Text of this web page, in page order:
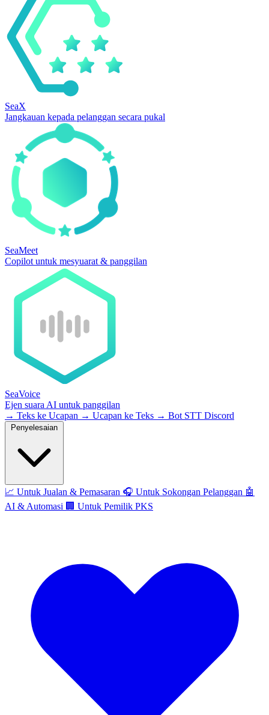
SeaX
Jangkauan kepada pelanggan secara pukal
SeaMeet
Copilot untuk mesyuarat & panggilan
SeaVoice
Ejen suara AI untuk panggilan
→ Teks ke Ucapan → Ucapan ke Teks → Bot STT Discord
📈 Untuk Jualan & Pemasaran 🎧 Untuk Sokongan Pelanggan 🤖
AI & Automasi 🏢 Untuk Pemilik PKS